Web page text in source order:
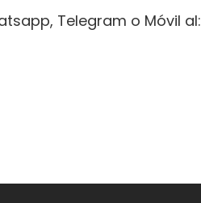
Telegram o Móvil al: